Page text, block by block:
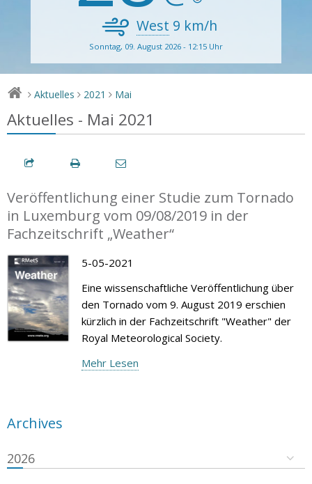
West 9 km/h
Sonntag, 09. August 2026 - 12:15 Uhr
> Aktuelles > 2021 > Mai
Aktuelles - Mai 2021
Veröffentlichung einer Studie zum Tornado
in Luxemburg vom 09/08/2019 in der
Fachzeitschrift „Weather“
5-05-2021
Eine wissenschaftliche Veröffentlichung über
den Tornado vom 9. August 2019 erschien
kürzlich in der Fachzeitschrift "Weather" der
Royal Meteorological Society.
Mehr Lesen
Archives
2026